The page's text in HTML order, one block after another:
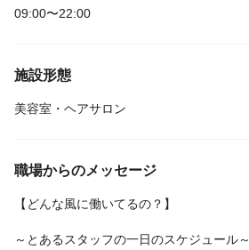
09:00〜22:00
施設形態
美容室・ヘアサロン
職場からのメッセージ
【どんな風に働いてるの？】
～とあるスタッフの一日のスケジュール～